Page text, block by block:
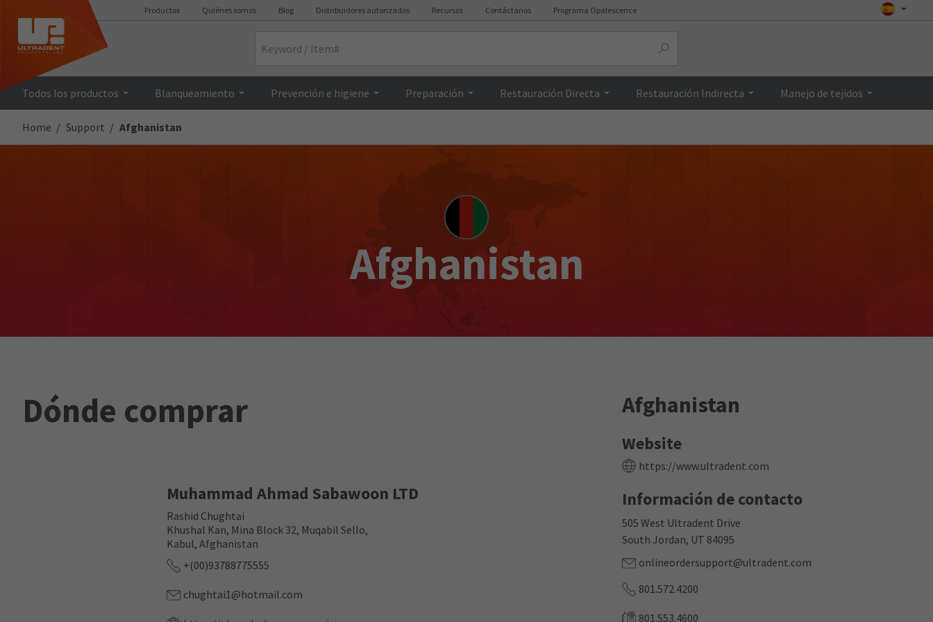
Productos Quiénes somos Blog Distribuidores autorizados Recursos Contáctanos Programa Opalescence
Todos los productos Blanqueamiento Prevención e higiene Preparación Restauración Directa Restauración Indirecta Manejo de tejidos
Home Support Afghanistan
Afghanistan
Afghanistan
Website
https://www.ultradent.com
Información de contacto
505 West Ultradent Drive
South Jordan, UT 84095
onlineordersupport@ultradent.com
801.572.4200
801.553.4600
Dónde comprar
Muhammad Ahmad Sabawoon LTD
Rashid Chughtai
Khushal Kan, Mina Block 32, Muqabil Sello,
Kabul, Afghanistan
+(00)93788775555
chughtai1@hotmail.com